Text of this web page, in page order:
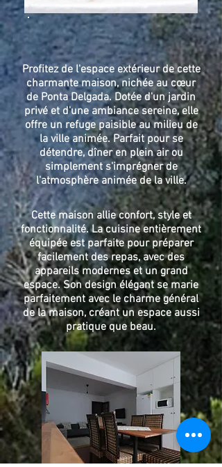
Profitez de l'espace extérieur de cette
charmante maison, nichée au cœur
de Ponta Delgada. Dotée d'un jardin
privé et d'une ambiance sereine, elle
offre un refuge paisible au milieu de
la ville animée. Parfait pour se
détendre, dîner en plein air ou
simplement s'imprégner de
l'atmosphère animée de la ville.
Cette maison allie confort, style et
fonctionnalité. La cuisine entièrement
équipée est parfaite pour préparer
facilement des repas, avec des
appareils modernes et un grand
espace. Son design élégant se marie
parfaitement avec le charme général
de la maison, créant un espace aussi
pratique que beau.